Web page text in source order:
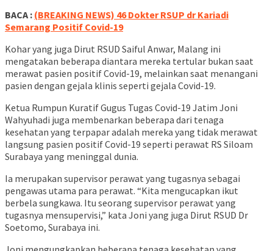
BACA : (BREAKING NEWS) 46 Dokter RSUP dr Kariadi
Semarang Positif Covid-19
Kohar yang juga Dirut RSUD Saiful Anwar, Malang ini
mengatakan beberapa diantara mereka tertular bukan saat
merawat pasien positif Covid-19, melainkan saat menangani
pasien dengan gejala klinis seperti gejala Covid-19.
Ketua Rumpun Kuratif Gugus Tugas Covid-19 Jatim Joni
Wahyuhadi juga membenarkan beberapa dari tenaga
kesehatan yang terpapar adalah mereka yang tidak merawat
langsung pasien positif Covid-19 seperti perawat RS Siloam
Surabaya yang meninggal dunia.
Ia merupakan supervisor perawat yang tugasnya sebagai
pengawas utama para perawat. “Kita mengucapkan ikut
berbela sungkawa. Itu seorang supervisor perawat yang
tugasnya mensupervisi,” kata Joni yang juga Dirut RSUD Dr
Soetomo, Surabaya ini.